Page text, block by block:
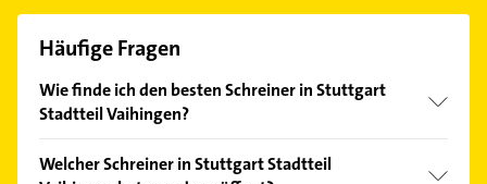
Häufige Fragen
Wie finde ich den besten Schreiner in Stuttgart
Stadtteil Vaihingen?
Kundenmeinungen und profitieren Sie von den
Welcher Schreiner in Stuttgart Stadtteil